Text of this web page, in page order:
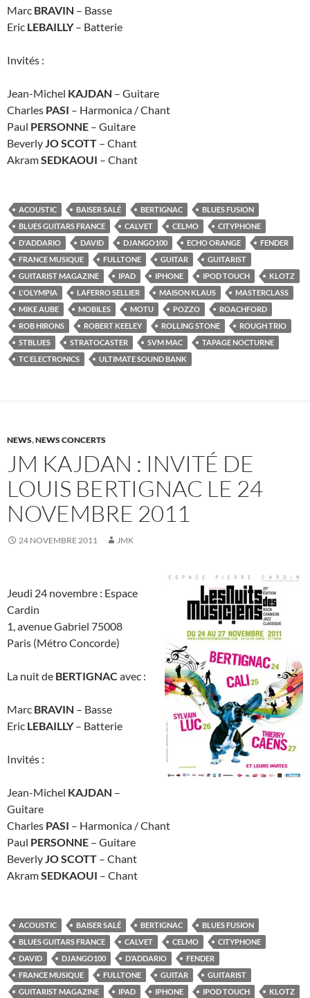
Marc BRAVIN – Basse
Eric LEBAILLY– Batterie
Invités :
Jean-Michel KAJDAN – Guitare
Charles PASI – Harmonica / Chant
Paul PERSONNE – Guitare
BeverlyJO SCOTT – Chant
AkramSEDKAOUI – Chant
ACOUSTIC BAISER SALÉ BERTIGNAC
BLUES FUSION
BLUES GUITARS FRANCE
CALVET CELMO
CITYPHONE
D'ADDARIO
DAVID DJANGO100 ECHO ORANGE
FENDER
FRANCE MUSIQUE
FULLTONE GUITAR
GUITARIST
GUITARIST MAGAZINE
IPAD IPHONE IPOD TOUCH
KLOTZ
L'OLYMPIA
LAFERRO SELLIER MAISON KLAUS
MASTERCLASS
MIKE AUBE
MOBILES MOTU POZZO
ROACHFORD
ROB HIRONS
ROBERT KEELEY ROLLING STONE
ROUGH TRIO
STBLUES
STRATOCASTER SVM MAC
TAPAGE NOCTURNE
TC ELECTRONICS
ULTIMATE SOUND BANK
NEWS,NEWS CONCERTS
JM KAJDAN : INVITÉ DE
LOUIS BERTIGNAC LE 24
NOVEMBRE 2011
24 NOVEMBRE 2011 JMK
Jeudi 24 novembre : Espace
Cardin
1, avenue Gabriel 75008
Paris (Métro Concorde)
La nuit de BERTIGNAC avec :
Marc BRAVIN – Basse
Eric LEBAILLY– Batterie
Invités :
Jean-Michel KAJDAN –
Guitare
Charles PASI – Harmonica / Chant
Paul PERSONNE – Guitare
BeverlyJO SCOTT – Chant
AkramSEDKAOUI – Chant
ACOUSTIC BAISER SALÉ BERTIGNAC
BLUES FUSION
BLUES GUITARS FRANCE
CALVET CELMO
CITYPHONE
DAVID
DJANGO100 D’ADDARIO
FENDER
FRANCE MUSIQUE
FULLTONE GUITAR
GUITARIST
GUITARIST MAGAZINE
IPAD IPHONE IPOD TOUCH
KLOTZ